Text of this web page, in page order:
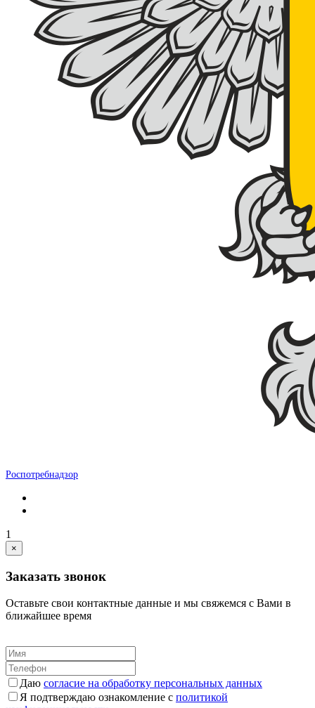
Роспотребнадзор
1
×
Заказать звонок
Оставьте свои контактные данные и мы свяжемся с Вами в
ближайшее время
Даю согласие на обработку персональных данных
Я подтверждаю ознакомление с политикой